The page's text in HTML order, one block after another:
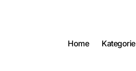
Home Kategorie